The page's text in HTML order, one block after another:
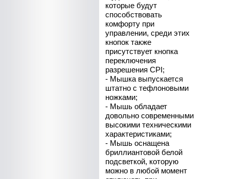
которые будут
способствовать
комфорту при
управлении, среди этих
кнопок также
присутствует кнопка
переключения
разрешения CPI;
- Мышка выпускается
штатно с тефлоновыми
ножками;
- Мышь обладает
довольно современными
высокими техническими
характеристиками;
- Мышь оснащена
бриллиантовой белой
подсветкой, которую
можно в любой момент